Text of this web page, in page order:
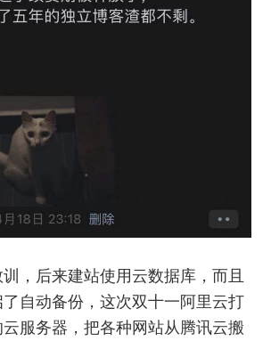
，后来建站使用云数据库，而且
自动备份，这次双十一阿里云打
服务器，把各种网站从腾讯云搬